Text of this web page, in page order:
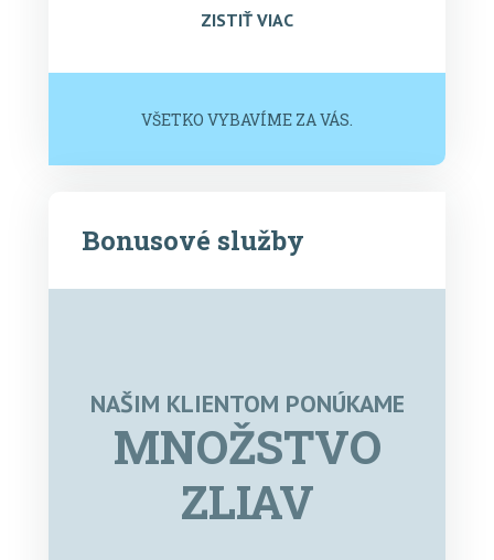
ZISTIŤ VIAC
VŠETKO VYBAVÍME ZA VÁS.
Bonusové služby
NAŠIM KLIENTOM PONÚKAME
MNOŽSTVO
ZLIAV